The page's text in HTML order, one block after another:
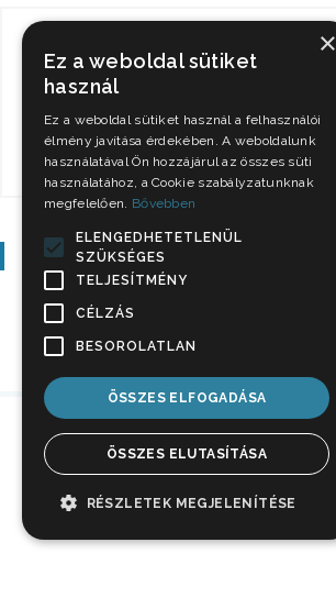
Keresés
Szavazás
×
Ez a weboldal sütiket
használ
Ez a weboldal sütiket használ a felhasználói
élmény javítása érdekében. A weboldalunk
használatával Ön hozzájárul az összes süti
használatához, a Cookie szabályzatunknak
megfelelően. Bővebben
ELENGEDHETETLENÜL
SZÜKSÉGES
TELJESÍTMÉNY
CÉLZÁS
BESOROLATLAN
ÖSSZES ELFOGADÁSA
ÖSSZES ELUTASÍTÁSA
RÉSZLETEK MEGJELENÍTÉSE